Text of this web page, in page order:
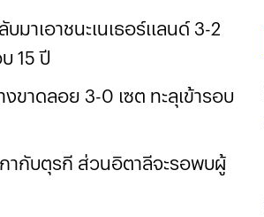
าเอาชนะเนเธอร์แลนด์ 3-2
15 ปี
ขาดลอย 3-0 เซต ทะลุเข้ารอบ
ากับตุรกี ส่วนอิตาลีจะรอพบผู้